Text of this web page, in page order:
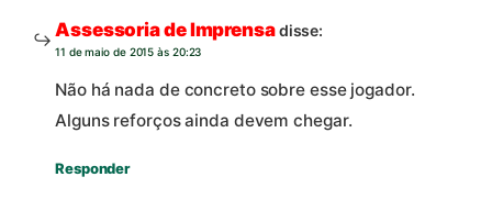
Assessoria de Imprensadisse:
11 de maio de 2015 às 20:23
Não há nada de concreto sobre esse jogador.
Alguns reforços ainda devem chegar.
Responder